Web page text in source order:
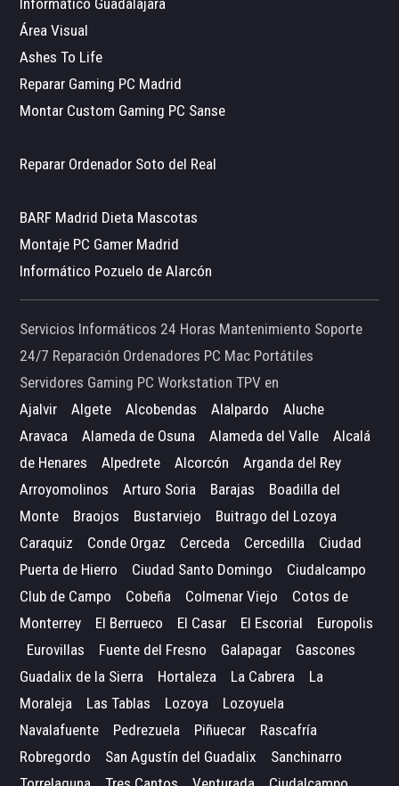
Área Visual
Ashes To Life
Reparar Gaming PC Madrid
Montar Custom Gaming PC Sanse
Reparar Ordenador Soto del Real
BARF Madrid Dieta Mascotas
Montaje PC Gamer Madrid
Informático Pozuelo de Alarcón
Servicios Informáticos 24 Horas Mantenimiento Soporte
24/7 Reparación Ordenadores PC Mac Portátiles
Servidores Gaming PC Workstation TPV en
Ajalvir
Algete Alcobendas Alalpardo
Aluche
Aravaca
Alameda de Osuna Alameda del Valle
Alcalá
de Henares
Alpedrete Alcorcón
Arganda del Rey
Arroyomolinos
Arturo Soria Barajas
Boadilla del
Monte
Braojos Bustarviejo
Buitrago del Lozoya
Caraquiz
Conde Orgaz Cerceda Cercedilla
Ciudad
Puerta de Hierro
Ciudad Santo Domingo
Ciudalcampo
Club de Campo
Cobeña Colmenar Viejo
Cotos de
Monterrey
El Berrueco El Casar El Escorial
Europolis
Eurovillas
Fuente del Fresno Galapagar
Gascones
Guadalix de la Sierra
Hortaleza La Cabrera
La
Moraleja
Las Tablas Lozoya
Lozoyuela
Navalafuente
Pedrezuela Piñuecar
Rascafría
Robregordo
San Agustín del Guadalix
Sanchinarro